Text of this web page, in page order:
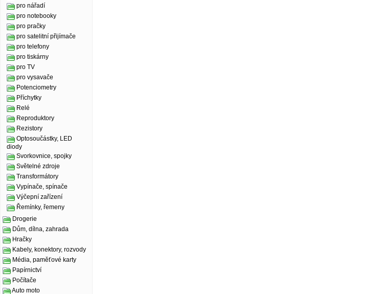
pro nářadí
pro notebooky
pro pračky
pro satelitní přijímače
pro telefony
pro tiskárny
pro TV
pro vysavače
Potenciometry
Příchytky
Relé
Reproduktory
Rezistory
Optosoučástky, LED
diody
Svorkovnice, spojky
Světelné zdroje
Transformátory
Vypínače, spínače
Výčepní zařízení
Řemínky, řemeny
Drogerie
Dům, dílna, zahrada
Hračky
Kabely, konektory, rozvody
Média, paměťové karty
Papírnictví
Počítače
Auto moto